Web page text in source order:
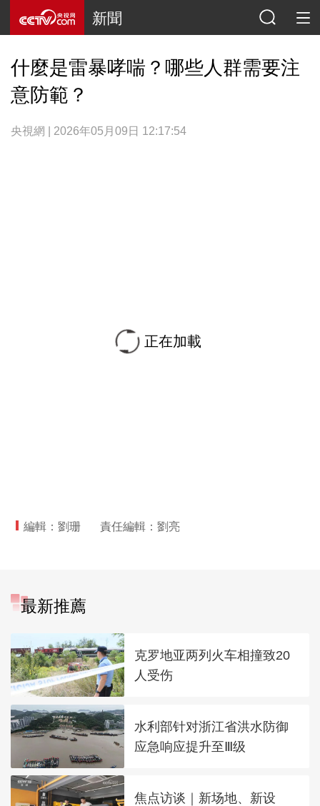
新聞
什麼是雷暴哮喘？哪些人群需要注
意防範？
央視網 | 2026年05月09日 12:17:54
正在加載
編輯：劉珊 責任編輯：劉亮
最新推薦
克罗地亚两列火车相撞致20
人受伤
水利部针对浙江省洪水防御
应急响应提升至Ⅲ级
焦点访谈｜新场地、新设